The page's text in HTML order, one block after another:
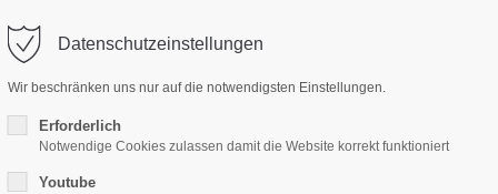
dolor sit amet:
376-293 City Road, Suite 600
Datenschutzeinstellungen
Wir beschränken uns nur auf die notwendigsten Einstellungen.
Erforderlich
Notwendige Cookies zulassen damit die Website korrekt funktioniert
Youtube